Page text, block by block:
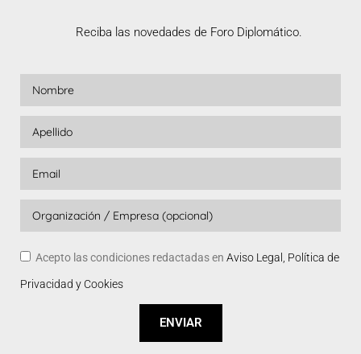
Reciba las novedades de Foro Diplomático.
Acepto las condiciones redactadas en Aviso Legal, Política de
Privacidad y Cookies
ENVIAR